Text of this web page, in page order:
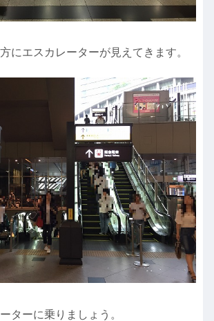
にエスカレーターが見えてきます。
ターに乗りましょう。